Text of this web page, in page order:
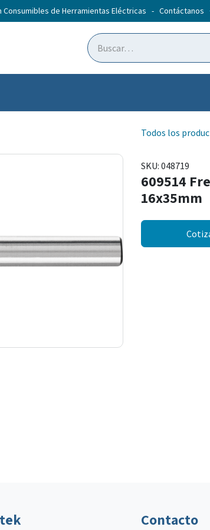
Consumibles de Herramientas Eléctricas - Contáctanos
Todos los
SKU: 048719
609514
16x35mm
Contacto